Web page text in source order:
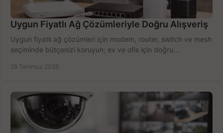
Uygun Fiyatlı Ağ Çözümleriyle Doğru Alışveriş
Uygun fiyatlı ağ çözümleri için modem, router, switch ve mesh
seçiminde bütçenizi koruyun; ev ve ofis için doğru
28 Temmuz 2026